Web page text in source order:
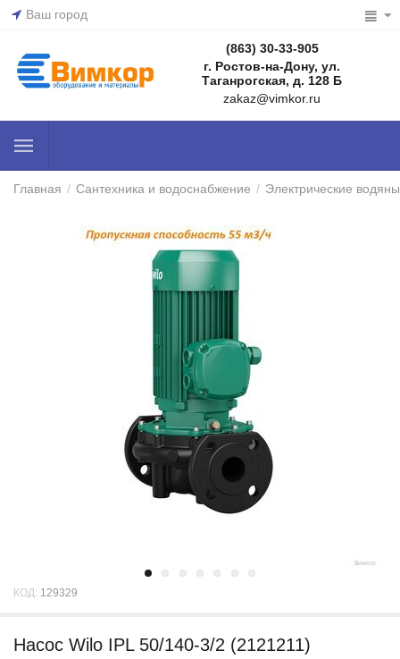
Ваш город
(863) 30-33-905
г. Ростов-на-Дону, ул.
Таганрогская, д. 128 Б
zakaz@vimkor.ru
Главная / Сантехника и водоснабжение / Электрические
КОД: 129329
Насос Wilo IPL 50/140-3/2 (2121211)